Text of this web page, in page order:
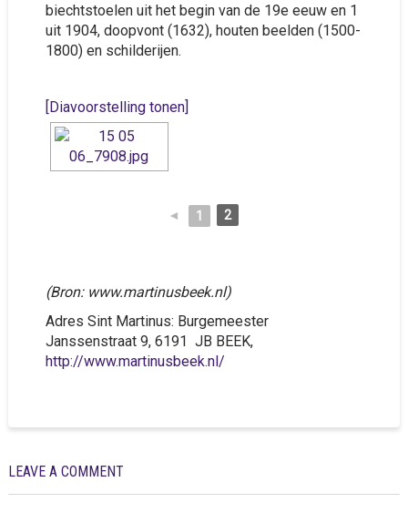
biechtstoelen uit het begin van de 19e eeuw en 1
uit 1904, doopvont (1632), houten beelden (1500-
1800) en schilderijen.
[Diavoorstelling tonen]
◄ 1 2
(Bron: www.martinusbeek.nl)
Adres Sint Martinus: Burgemeester
Janssenstraat 9, 6191 JB BEEK,
http://www.martinusbeek.nl/
LEAVE A COMMENT